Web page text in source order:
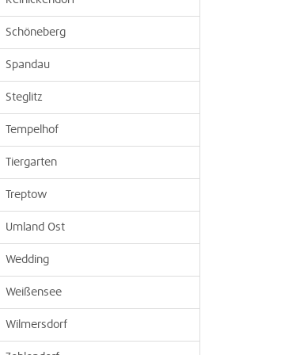
Schöneberg
Spandau
Steglitz
Tempelhof
Tiergarten
Treptow
Umland Ost
Wedding
Weißensee
Wilmersdorf